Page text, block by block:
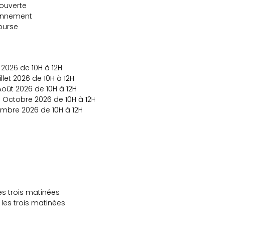
de 10H à 12H
2026 de 10H à 12H
2026 de 10H à 12H
2026 de 10H à 12H
2026 de 10H à 12H
trois matinées
trois matinées